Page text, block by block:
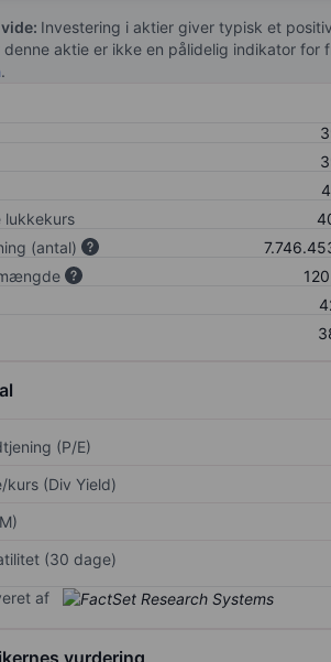
Investering i aktier giver typisk et
aktie er ikke en pålidelig indikator
.
lukkekurs
(antal)
(P/E)
kurs (Div Yield)
(30 dage)
af